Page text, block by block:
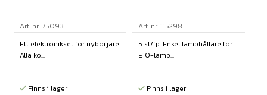
Art. nr: 75093
Ett elektronikset för nybörjare.
Alla ko...
Finns i lager
Art. nr: 115298
5 st/fp. Enkel lamphållare för
E10-lamp...
Finns i lager